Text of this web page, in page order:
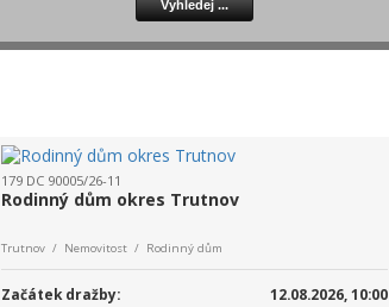
179 DC 90005/26-11
Rodinný dům okres Trutnov
Trutnov / Nemovitost / Rodinný dům
Začátek dražby:
12.08.2026, 10:00